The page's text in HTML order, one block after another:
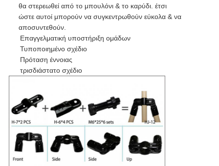
θα στερεωθεί από το μπουλόνι & το καρύδι. έτσι
ώστε αυτοί μπορούν να συγκεντρωθούν εύκολα & να
αποσυντεθούν.
Επαγγελματική υποστήριξη ομάδων
Τυποποιημένο σχέδιο
Πρόταση έννοιας
τρισδιάστατο σχέδιο